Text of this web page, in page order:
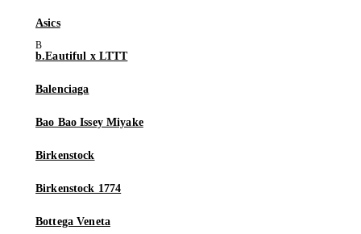
Asics
b.Eautiful x LTTT
Balenciaga
Bao Bao Issey Miyake
Birkenstock
Birkenstock 1774
Bottega Veneta